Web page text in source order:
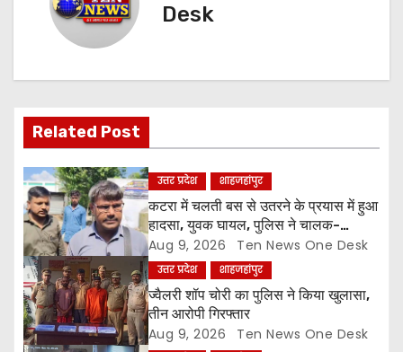
v
i
g
a
t
i
o
n
Desk
Related Post
उत्तर प्रदेश शाहजहांपुर
कटरा में चलती बस से उतरने के प्रयास में हुआ
हादसा, युवक घायल, पुलिस ने चालक-
परिचालक को पूंछताछ के लिए हिरासत में लिया
Aug 9, 2026 Ten News One Desk
उत्तर प्रदेश शाहजहांपुर
ज्वैलरी शॉप चोरी का पुलिस ने किया खुलासा,
तीन आरोपी गिरफ्तार
Aug 9, 2026 Ten News One Desk